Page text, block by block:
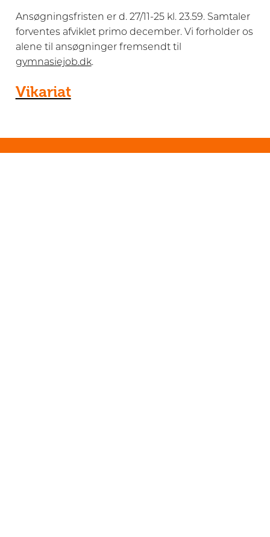
Ansøgningsfristen er d. 27/11-25 kl. 23.59. Samtaler
forventes afviklet primo december. Vi forholder os
alene til ansøgninger fremsendt til
gymnasiejob.dk.
Vikariat